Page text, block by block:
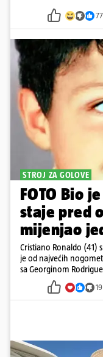
77
STROJ ZA GOLOVE
FOTO Bio
staje pred
mijenjao
Cristiano Ronaldo (41)
je od najvećih
sa Georginom
19